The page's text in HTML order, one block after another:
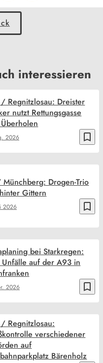
interessieren
bookmark_border
2026
Regnitzlosau: Dreister
nutzt Rettungsgasse
bookmark_border
2026
Drogen-Trio
Gittern
bookmark_border
2026
bei Starkregen:
Unfälle auf der A93 in
Regnitzlosau:
verschiedener
auf
Bärenholz